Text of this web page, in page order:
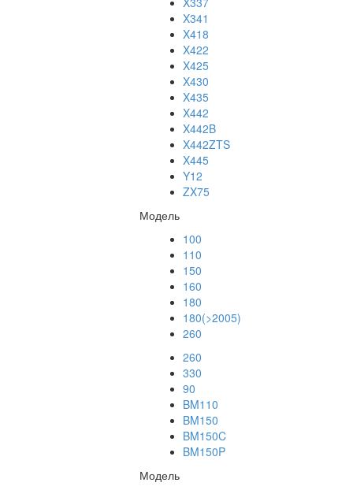
X341
X418
X422
X425
X430
X435
X442
X442B
X442ZTS
X445
Y12
ZX75
Модель
100
110
150
160
180
180(>2005)
260
260
330
90
BM110
BM150
BM150C
BM150P
Модель